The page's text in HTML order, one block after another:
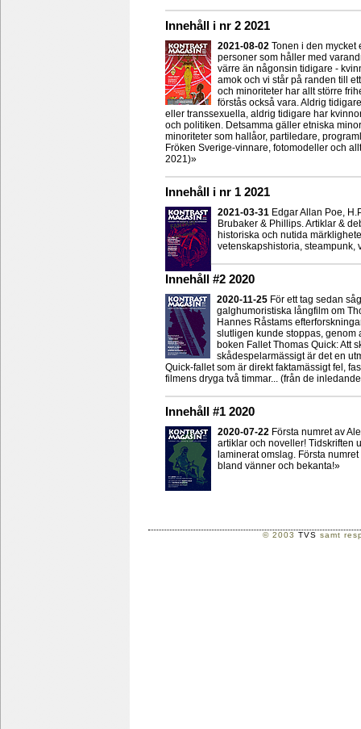
Innehåll i nr 2 2021
2021-08-02 Tonen i den mycket
personer som håller med
värre än någonsin tidigare -
amok och vi står på randen till
och minoriteter har allt större
förstås också vara. Aldrig
eller transsexuella, aldrig tidigare har
och politiken. Detsamma gäller etniska
minoriteter som hallåor, partiledare,
Fröken Sverige-vinnare, fotomodeller och
2021)»
Innehåll i nr 1 2021
2021-03-31 Edgar Allan Poe,
Brubaker & Phillips. Artiklar &
historiska och nutida
vetenskapshistoria, steampunk,
Innehåll #2 2020
2020-11-25 För ett tag sedan
galghumoristiska långfilm om
Hannes Råstams
slutligen kunde stoppas, genom
boken Fallet Thomas Quick: Att
skådespelarmässigt är det en
Quick-fallet som är direkt faktamässigt fel,
filmens dryga två timmar... (från de
Innehåll #1 2020
2020-07-22 Första numret av
artiklar och noveller! Tidskriften
laminerat omslag. Första
bland vänner och bekanta!»
© 2003 TVS samt